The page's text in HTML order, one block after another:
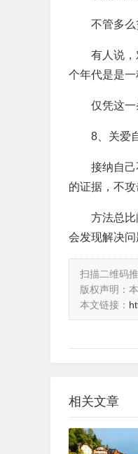
不管多
有人说
个年代是是一
仅凭这一
8、关爱
接纳自
的证据，不
方法总
会发现解决问
扫描二维码
版权声明：
本文链接：
相关文章